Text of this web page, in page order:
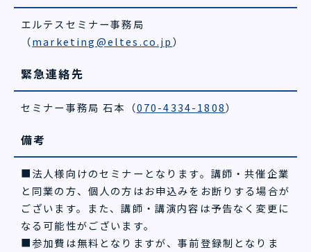
エルテスセミナー事務局
（marketing@eltes.co.jp）
緊急連絡先
セミナー事務局 石本（070-4334-1808）
備考
■法人様向けのセミナーとなります。講師・共催企業
と同業の方、個人の方はお申込みをお断りする場合が
ございます。また、講師・講演内容は予告なく変更に
なる可能性がございます。
■参加費は無料となりますが、事前登録制となりま